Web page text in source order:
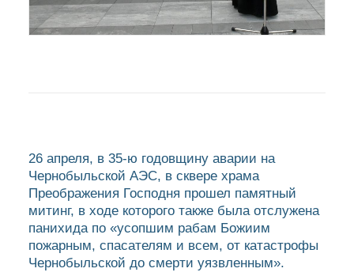
26 апреля, в 35-ю годовщину аварии на
Чернобыльской АЭС, в сквере храма
Преображения Господня прошел памятный
митинг, в ходе которого также была отслужена
панихида по «усопшим рабам Божиим
пожарным, спасателям и всем, от катастрофы
Чернобыльской до смерти уязвленным».